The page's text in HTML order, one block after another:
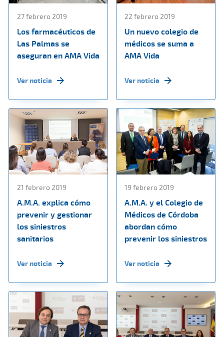
27 febrero 2019
Los farmacéuticos de
Las Palmas se
aseguran en AMA Vida
Ver noticia
22 febrero 2019
Un nuevo colegio de
médicos se suma a
AMA Vida
Ver noticia
21 febrero 2019
A.M.A. explica cómo
prevenir y gestionar
los siniestros
sanitarios
Ver noticia
19 febrero 2019
A.M.A. y el Colegio de
Médicos de Córdoba
abordan cómo
prevenir los siniestros
Ver noticia